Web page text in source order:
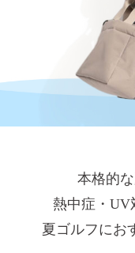
本格的
熱中症・UV
夏ゴルフにお